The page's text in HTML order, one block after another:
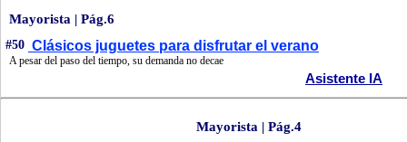
Mayorista | Pág.6
#50 Clásicos juguetes para disfrutar el verano
A pesar del paso del tiempo, su demanda no decae
Asistente IA
Mayorista | Pág.4